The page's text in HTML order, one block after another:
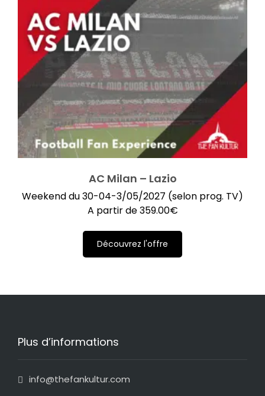
AC Milan – Lazio
Weekend du 30-04-3/05/2027 (selon prog. TV)
A partir de359.00€
Découvrez l'offre
Plus d’informations
info@thefankultur.com